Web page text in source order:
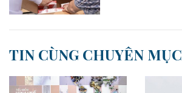
TIN CÙNG CHUYÊN MỤC